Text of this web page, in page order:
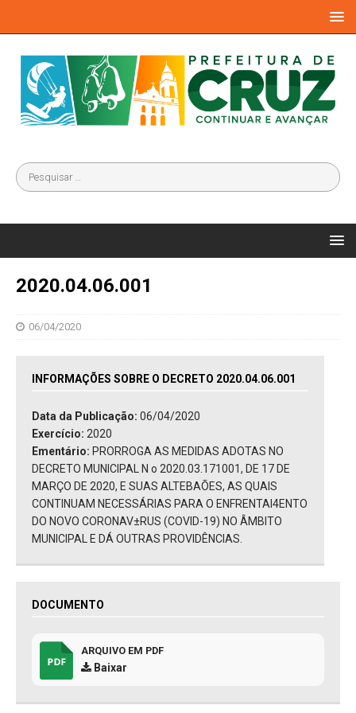
2020.04.06.001
06/04/2020
INFORMAÇÕES SOBRE O DECRETO 2020.04.06.001
Data da Publicação: 06/04/2020
Exercício: 2020
Ementário: PRORROGA AS MEDIDAS ADOTAS NO
DECRETO MUNICIPAL N o 2020.03.171001, DE 17 DE
MARÇO DE 2020, E SUAS ALTEBAÕES, AS QUAIS
CONTINUAM NECESSÁRIAS PARA O ENFRENTAI4ENTO
DO NOVO CORONAV±RUS (COVID-19) NO ÂMBITO
MUNICIPAL E DÁ OUTRAS PROVIDÊNCIAS.
DOCUMENTO
ARQUIVO EM PDF
Baixar